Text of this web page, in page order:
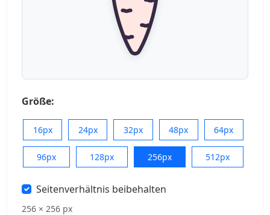
Größe:
16px 24px 32px 48px 64px
96px 128px 256px 512px
Seitenverhältnis beibehalten
256 × 256 px